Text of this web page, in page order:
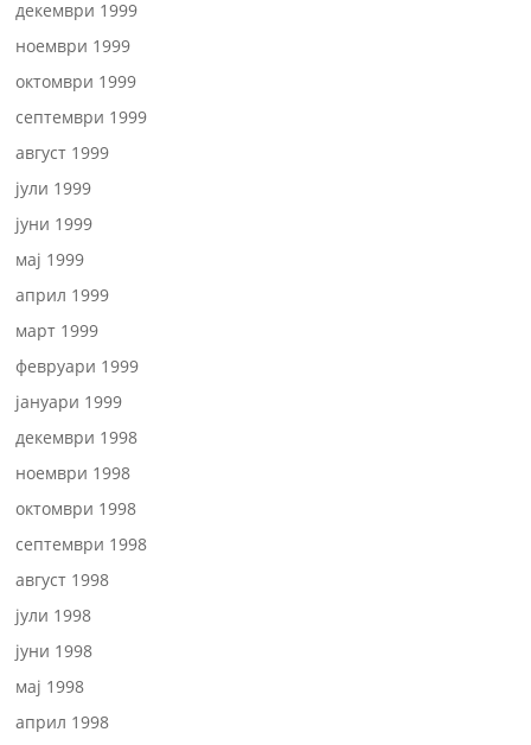
декември 1999
ноември 1999
октомври 1999
септември 1999
август 1999
јули 1999
јуни 1999
мај 1999
април 1999
март 1999
февруари 1999
јануари 1999
декември 1998
ноември 1998
октомври 1998
септември 1998
август 1998
јули 1998
јуни 1998
мај 1998
април 1998